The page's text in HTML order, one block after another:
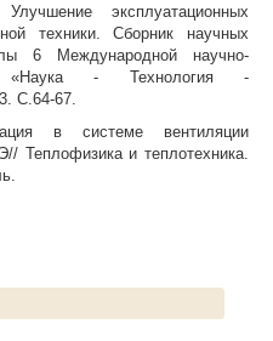
эксплуатационных
техники. Сборник научных
6 Международной научно-
«Наука - Технология -
С.64-67.
в системе вентиляции
Теплофизика и теплотехника.